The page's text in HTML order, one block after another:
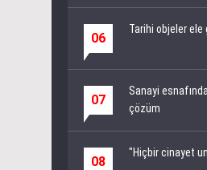
06
Tarihi objeler ele
07
Sanayi
çözüm
08
"Hiçbir cinayet